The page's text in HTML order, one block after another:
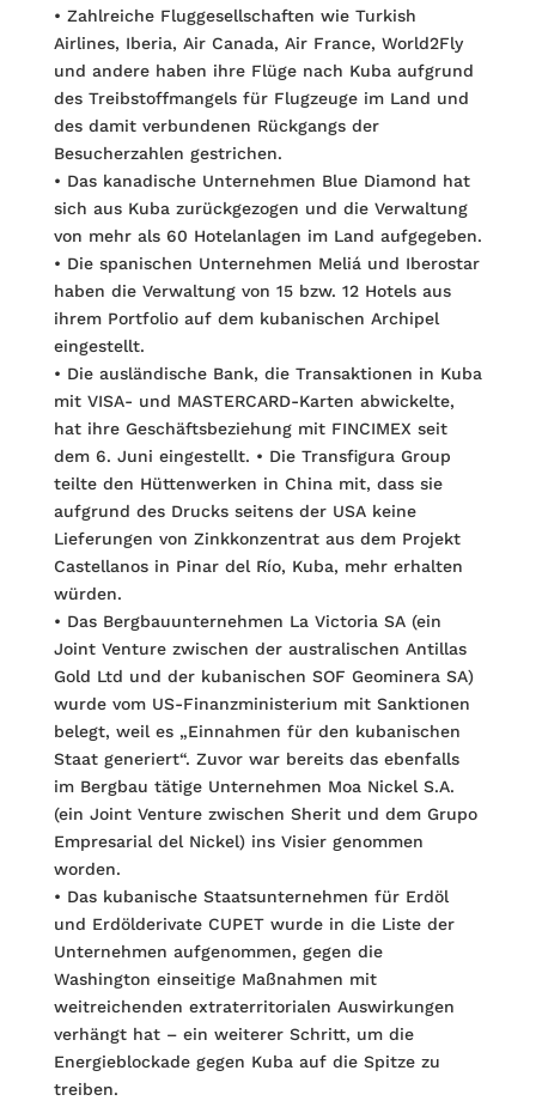
• Zahlreiche Fluggesellschaften wie Turkish
Airlines, Iberia, Air Canada, Air France, World2Fly
und andere haben ihre Flüge nach Kuba aufgrund
des Treibstoffmangels für Flugzeuge im Land und
des damit verbundenen Rückgangs der
Besucherzahlen ge­strichen.
• Das kanadische Unternehmen Blue Diamond hat
sich aus Kuba zurückgezogen und die Verwaltung
von mehr als 60 Hotelanlagen im Land aufgegeben.
• Die spanischen Unternehmen Meliá und Iberostar
haben die Verwaltung von 15 bzw. 12 Hotels aus
ihrem Portfolio auf dem kubanischen Archipel
eingestellt.
• Die ausländische Bank, die Transaktionen in Kuba
mit VISA- und MASTERCARD-Karten abwickelte,
hat ihre Geschäftsbeziehung mit FINCIMEX seit
dem 6. Juni eingestellt. • Die Transfigura Group
teilte den Hüttenwerken in China mit, dass sie
aufgrund des Drucks seitens der USA keine
Lieferungen von Zinkkonzentrat aus dem Projekt
Castellanos in Pinar del Río, Kuba, mehr erhalten
würden.
• Das Bergbauunternehmen La Victoria SA (ein
Joint Venture zwischen der australi­schen Antillas
Gold Ltd und der kubanischen SOF Geominera SA)
wurde vom US-Finanzministerium mit Sanktionen
belegt, weil es „Einnahmen für den kubanischen
Staat generiert“. Zuvor war bereits das ebenfalls
im Bergbau tätige Unternehmen Moa Nickel S.A.
(ein Joint Venture zwischen Sherit und dem Grupo
Empresarial del Nickel) ins Visier genommen
worden.
• Das kubanische Staatsunternehmen für Erdöl
und Erdölderivate CUPET wurde in die Liste der
Unternehmen aufgenommen, gegen die
Washington einseitige Maßnahmen mit
weitreichenden extraterritorialen Auswirkungen
verhängt hat – ein weiterer Schritt, um die
Energieblockade gegen Kuba auf die Spitze zu
treiben.